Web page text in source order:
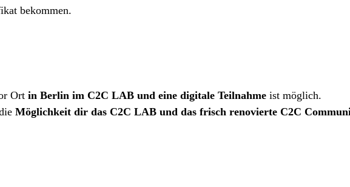
bekommen.
Ort in Berlin im C2C LAB und eine digitale Teilnahme ist möglich.
Möglichkeit dir das C2C LAB und das frisch renovierte C2C